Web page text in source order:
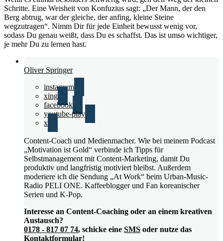
Schritte. Eine Weisheit von Konfuzius sagt: „Der Mann, der den
Berg abtrug, war der gleiche, der anfing, kleine Steine
wegzutragen“. Nimm Dir für jede Einheit bewusst wenig vor,
sodass Du genau weißt, dass Du es schaffst. Das ist umso wichtiger,
je mehr Du zu lernen hast.
Oliver Springer
instagram
xing
facebook
youtube-play
x
Content-Coach und Medienmacher. Wie bei meinem Podcast
„Motivation ist Gold“ verbinde ich Tipps für
Selbstmanagement mit Content-Marketing, damit Du
produktiv und langfristig motiviert bleibst. Außerdem
moderiere ich die Sendung „At Work“ beim Urban-Music-
Radio PELI ONE. Kaffeeblogger und Fan koreanischer
Serien und K-Pop.
Interesse an Content-Coaching oder an einem kreativen
Austausch?
0178 - 817 07 74, schicke eine SMS oder nutze das
Kontaktformular!